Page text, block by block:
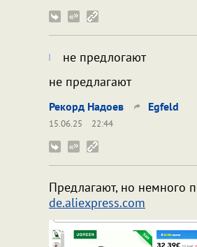
не предлогают
не предлагают
Рекорд Надоев Egfeld
15.06.25
22:44
Предлагают, но немного
de.aliexpress.com